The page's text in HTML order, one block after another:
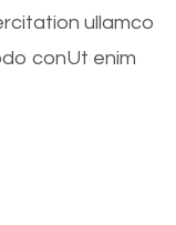
ullamco
conUt enim